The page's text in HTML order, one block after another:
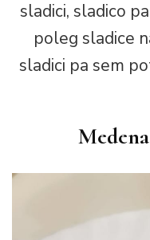
sladici, sladico
poleg sladice
sladici pa sem